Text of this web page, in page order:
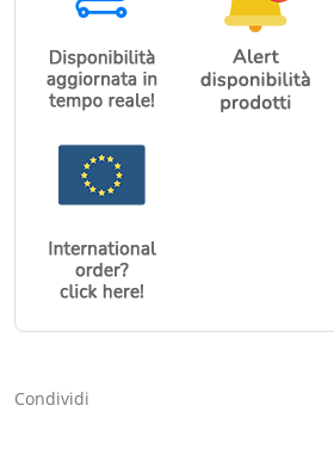
Condividi